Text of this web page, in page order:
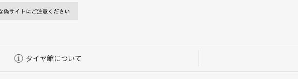
タイヤ館について